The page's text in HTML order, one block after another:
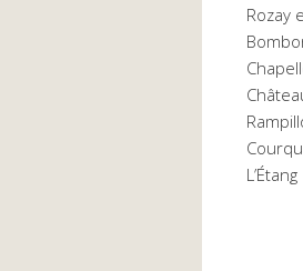
Rozay
L’Étang